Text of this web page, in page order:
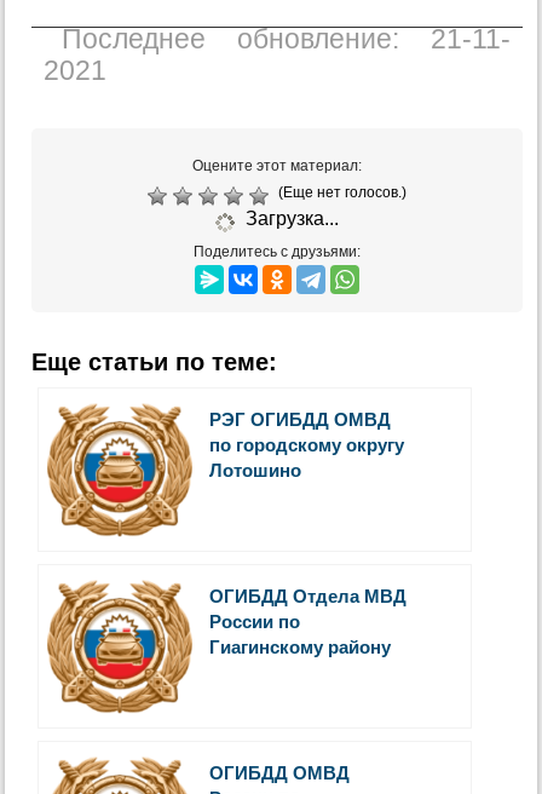
Последнее обновление: 21-11-
2021
Оцените этот материал:
(Еще нет голосов.)
Загрузка...
Поделитесь с друзьями:
Еще статьи по теме:
РЭГ ОГИБДД ОМВД
по городскому округу
Лотошино
ОГИБДД Отдела МВД
России по
Гиагинскому району
ОГИБДД ОМВД